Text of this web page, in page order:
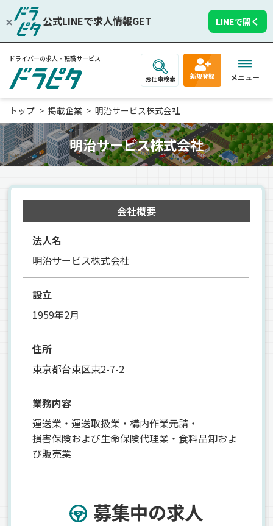
公式LINEで求人情報GET LINEで開く
ドライバーの求人・転職サービス
お仕事検索 新規登録 メニュー
トップ 掲載企業 明治サービス株式会社
明治サービス株式会社
会社概要
法人名
明治サービス株式会社
設立
1959年2月
住所
東京都台東区東2-7-2
業務内容
運送業・運送取扱業・構内作業元請・
損害保険および生命保険代理業・食料品卸およ
び販売業
募集中の求人